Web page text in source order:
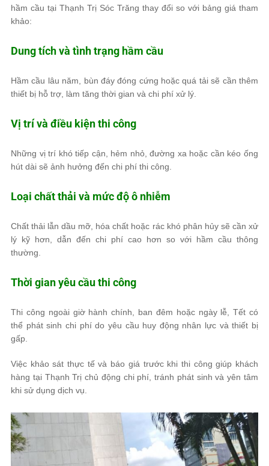
hầm cầu tại Thạnh Trị Sóc Trăng thay đổi so với bảng giá tham
khảo:
Dung tích và tình trạng hầm cầu
Hầm cầu lâu năm, bùn đáy đóng cứng hoặc quá tải sẽ cần thêm
thiết bị hỗ trợ, làm tăng thời gian và chi phí xử lý.
Vị trí và điều kiện thi công
Những vị trí khó tiếp cận, hẻm nhỏ, đường xa hoặc cần kéo ống
hút dài sẽ ảnh hưởng đến chi phí thi công.
Loại chất thải và mức độ ô nhiễm
Chất thải lẫn dầu mỡ, hóa chất hoặc rác khó phân hủy sẽ cần xử
lý kỹ hơn, dẫn đến chi phí cao hơn so với hầm cầu thông
thường.
Thời gian yêu cầu thi công
Thi công ngoài giờ hành chính, ban đêm hoặc ngày lễ, Tết có
thể phát sinh chi phí do yêu cầu huy động nhân lực và thiết bị
gấp.
Việc khảo sát thực tế và báo giá trước khi thi công giúp khách
hàng tại Thạnh Trị chủ động chi phí, tránh phát sinh và yên tâm
khi sử dụng dịch vụ.